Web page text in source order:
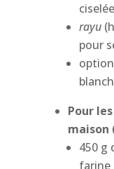
rayu
pour
Pour
maison
450 g
farine